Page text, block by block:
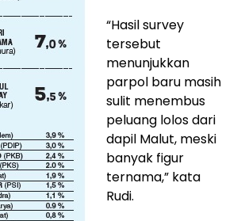
“Hasil survey
tersebut
menunjukkan
parpol baru masih
sulit menembus
peluang lolos dari
dapil Malut, meski
banyak figur
ternama,” kata
Rudi.